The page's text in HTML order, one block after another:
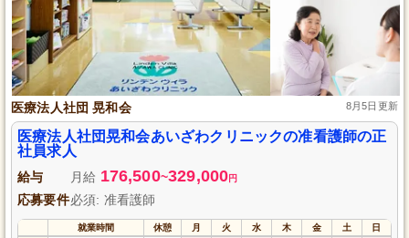
医療法人社団 晃和会 8月5日更新
医療法人社団晃和会あいざわクリニックの准看護師の正
社員求人
給与 月給 176,500~329,000円
応募要件必須: 准看護師
就業時間 休憩 月 火 水 木 金 土 日